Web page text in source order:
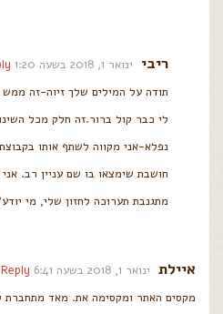
ריבי ינואר 1, 2018 בשעה 1:20 pm
תודה על המילים שלך זיוה-זה
לי כבר קול ברור.זה חלק מכל
נפלא-אני מקווה לשתף אותו
חושבת שימצאו בו שם עניין רב.
מתגנבת תערוכה לחזון שלי, מי
איילת ינואר 1, 2018 בשעה 6:41 pm
Reply
מקסים האתר ומקסימה את. מאד מתחברת